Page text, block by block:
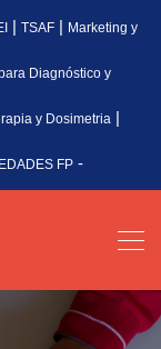
| TSAF| Marketing y
Diagnóstico y
y Dosimetria |
FP-